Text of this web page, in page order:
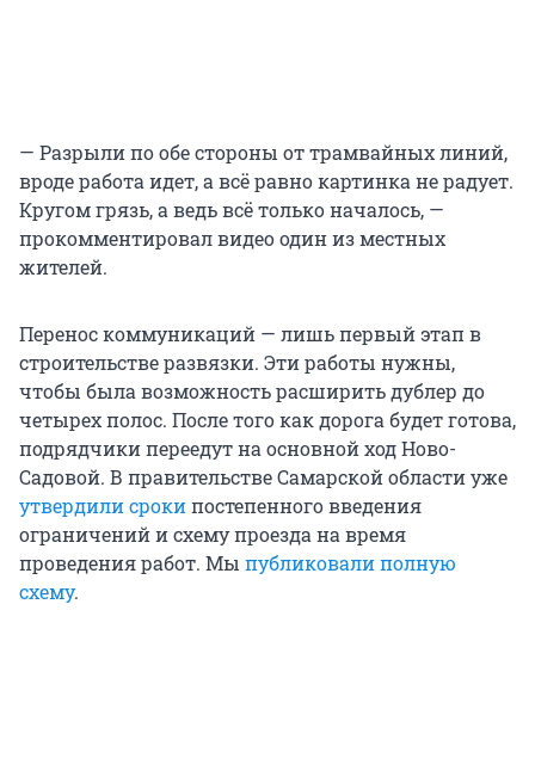
— Разрыли по обе стороны от трамвайных линий,
вроде работа идет, а всё равно картинка не радует.
Кругом грязь, а ведь всё только началось, —
прокомментировал видео один из местных
жителей.
Перенос коммуникаций — лишь первый этап в
строительстве развязки. Эти работы нужны,
чтобы была возможность расширить дублер до
четырех полос. После того как дорога будет готова,
подрядчики переедут на основной ход Ново-
Садовой. В правительстве Самарской области уже
утвердили срокипостепенного введения
ограничений и схему проезда на время
проведения работ. Мы публиковали полную
схему.